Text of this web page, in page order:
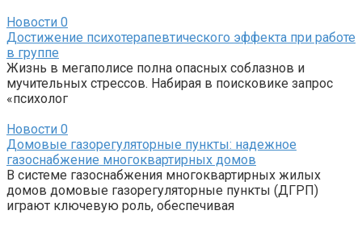
Новости 0
Достижение психотерапевтического эффекта при работе
в группе
Жизнь в мегаполисе полна опасных соблазнов и
мучительных стрессов. Набирая в поисковике запрос
«психолог
Новости 0
Домовые газорегуляторные пункты: надежное
газоснабжение многоквартирных домов
В системе газоснабжения многоквартирных жилых
домов домовые газорегуляторные пункты (ДГРП)
играют ключевую роль, обеспечивая